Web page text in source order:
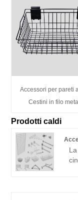
Accessori per pareti
Cestini in filo
Prodotti caldi